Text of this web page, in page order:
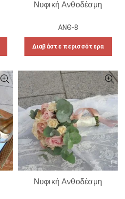
Νυφική Ανθοδέσμη
ΑΝΘ-8
Διαβάστε περισσότερα
Νυφική Ανθοδέσμη